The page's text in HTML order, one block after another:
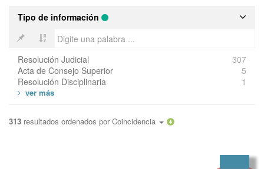
Tipo de información
Resolución Judicial
307
Acta de Consejo Superior
5
Resolución Disciplinaria
1
313 resultados ordenados por Coincidencia